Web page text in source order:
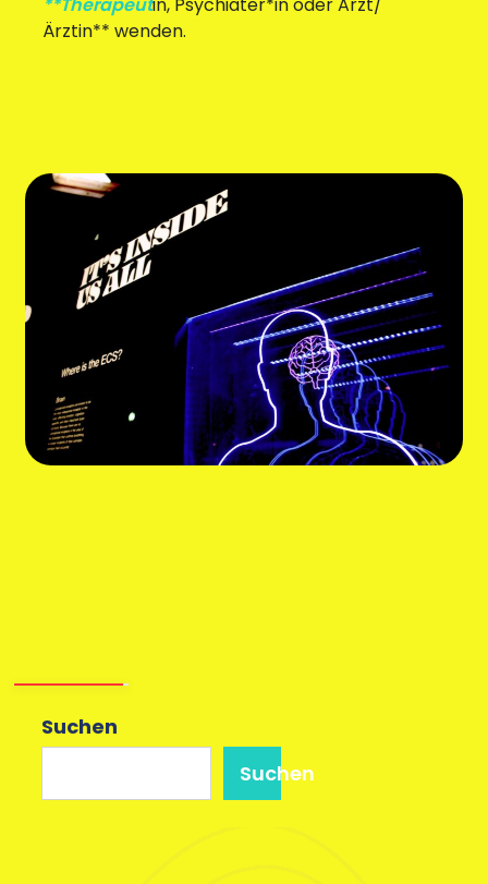
Suchen
Suchen
Ärztin** wenden.